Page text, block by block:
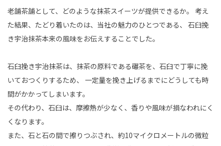
老舗茶舗として、どのような抹茶スイーツが提供できるか。 考え
た結果、たどり着いたのは、当社の魅力のひとつである、 石臼挽
き宇治抹茶本来の風味をお伝えすることでした。
石臼挽き宇治抹茶は、抹茶の原料である碾茶を、石臼で丁寧に挽
いておつくりするため、 一定量を挽き上げるまでにどうしても時
間がかかってしまいます。
その代わり、石臼は、摩擦熱が少なく、香りや風味が損なわれにく
くなります。
また、石と石の間で擦りつぶされ、約10マイクロメートルの微粒